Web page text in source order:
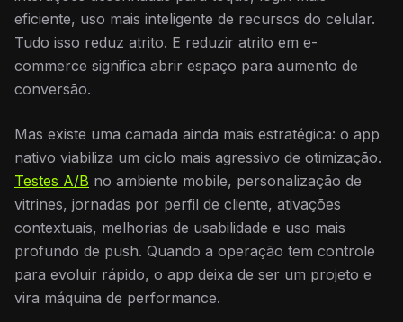
eficiente, uso mais inteligente de recursos do celular.
Tudo isso reduz atrito. E reduzir atrito em e-
commerce significa abrir espaço para aumento de
conversão.
Mas existe uma camada ainda mais estratégica: o app
nativo viabiliza um ciclo mais agressivo de otimização.
Testes A/B no ambiente mobile, personalização de
vitrines, jornadas por perfil de cliente, ativações
contextuais, melhorias de usabilidade e uso mais
profundo de push. Quando a operação tem controle
para evoluir rápido, o app deixa de ser um projeto e
vira máquina de performance.